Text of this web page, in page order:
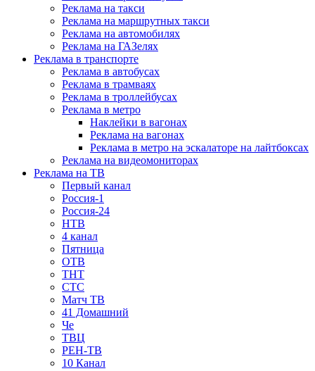
Реклама на такси
Реклама на маршрутных такси
Реклама на автомобилях
Реклама на ГАЗелях
Реклама в транспорте
Реклама в автобусах
Реклама в трамваях
Реклама в троллейбусах
Реклама в метро
Наклейки в вагонах
Реклама на вагонах
Реклама в метро на эскалаторе на лайтбоксах
Реклама на видеомониторах
Реклама на ТВ
Первый канал
Россия-1
Россия-24
НТВ
4 канал
Пятница
ОТВ
ТНТ
СТС
Матч ТВ
41 Домашний
Че
ТВЦ
РЕН-ТВ
10 Канал